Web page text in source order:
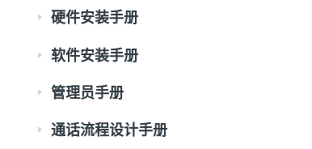
硬件安装手册
软件安装手册
管理员手册
通话流程设计手册